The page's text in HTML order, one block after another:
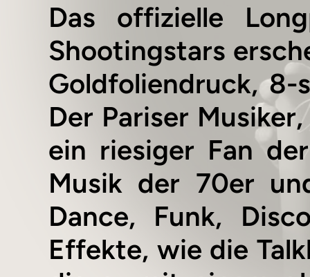
Das offizielle
Shootingstars
Goldfoliendruck, 8-
Der Pariser
ein riesiger Fan
Musik der 70er
Dance, Funk,
Effekte, wie die